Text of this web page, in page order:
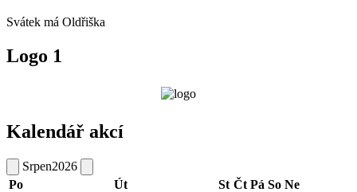
Svátek má Oldřiška
Logo 1
Kalendář akcí
Srpen2026
Po
Út St Čt Pá So Ne